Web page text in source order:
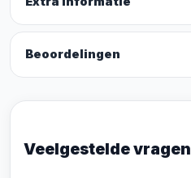
Beoordelingen
Veelgestelde vragen